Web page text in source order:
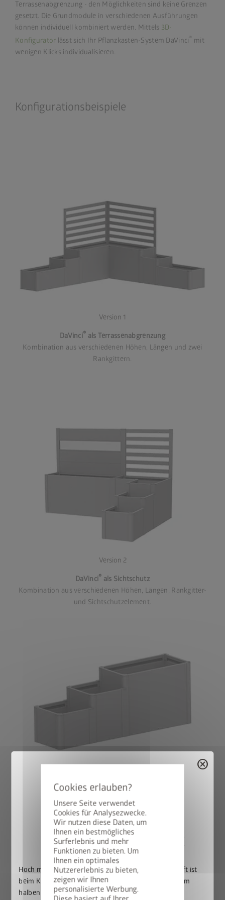
Unsere Seite verwendet
Cookies für Analysezwecke.
Wir nutzen diese Daten, um
Ihnen ein bestmögliches
Surferlebnis und mehr
Funktionen zu bieten. Um
Ihnen ein optimales
Nutzererlebnis zu bieten,
zeigen wir Ihnen
personalisierte Werbung.
Terrassenabgrenzung - den Möglichkeiten sind keine Grenzen
gesetzt. Die Grundmodule in verschiedenen Ausführungen
können individuell kombiniert werden. Mittels 3D-
Konfigurator lässt sich Ihr Pflanzkasten-System DaVinci ® mit
wenigen Klicks individualisieren.
Konfigurationsbeispiele
Version 1
DaVinci® als Terrassenabgrenzung
Kombination aus verschiedenen Höhen, Längen und zwei
Rankgittern.
Version 2
DaVinci® als Sichtschutz
Kombination aus verschiedenen Höhen, Längen, Rankgitter-
und Sichtschutzelement.
Version 3
DaVinci als Blumenbeet
Kombination aus verschiedenen Höhen und Längen.
Häufige Fragen zu
unserem DaVinci
cancel
50% auf den BikeLift
Hoch mit dem Bike. Runter mit dem Preis: Der BikeLift ist
beim Kauf eines passenden Biohort Gerätehauses zum
halben Preis erhältlich.